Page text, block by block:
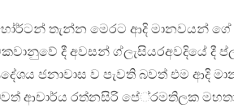
තැන්න මෙරට ආදි මානවයන් ගේ
දී අවසන් ග්ලැසියරඅවදියේ
ජනාවාස ව පැවති බවත් එම
ආචාර්ය රත්නසිරි පේ‍්‍රමතිලක